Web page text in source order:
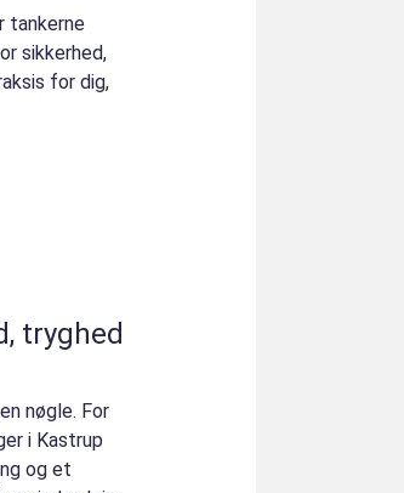
tankerne
sikkerhed,
for dig,
nøgle. For
i Kastrup
og et